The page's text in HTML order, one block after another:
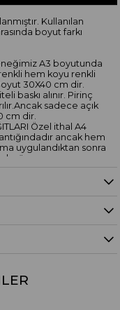
Kullanılan
boyut farkı
A3 boyutunda
hem koyu renkli
30X40 cm dir.
baskı alınır. Pirinç
sadece açık
cm dir.
Özel ithal A4
ancak hem
uygulandıktan sonra
yüzeye
Boyut 30X20 cmdir.